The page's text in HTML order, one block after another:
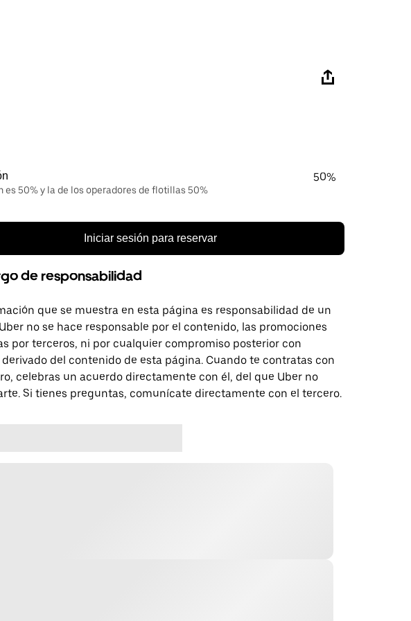
es 50% y la de los operadores de flotillas 50%
50%
Iniciar sesión para reservar
de responsabilidad
que se muestra en esta página es responsabilidad de un
no se hace responsable por el contenido, las promociones
por terceros, ni por cualquier compromiso posterior con
del contenido de esta página. Cuando te contratas con
celebras un acuerdo directamente con él, del que Uber no
Si tienes preguntas, comunícate directamente con el tercero.